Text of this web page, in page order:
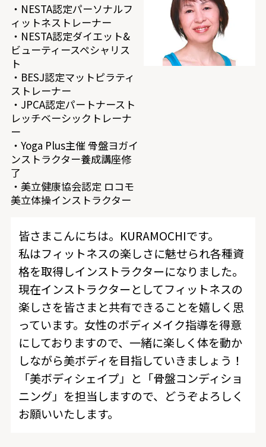
・NESTA認定パーソナルフ
ィットネストレーナー
・NESTA認定ダイエット&
ビューティースペシャリス
ト
・BESJ認定マットピラティ
ストレーナー
・JPCA認定パートナースト
レッチベーシックトレーナ
ー
・Yoga Plus主催 骨盤ヨガイ
ンストラクター養成講座修
了
・美立健康協会認定 ロコモ
美立体操インストラクター
皆さまこんにちは。KURAMOCHIです。
私はフィットネスの楽しさに魅せられ各種資
格を取得しインストラクターになりました。
現在インストラクターとしてフィットネスの
楽しさを皆さまと共有できることを嬉しく思
っています。女性のボディメイク指導を得意
にしておりますので、一緒に楽しく体を動か
しながら美ボディを目指していきましょう！
「美ボディシェイプ」と「骨盤コンディショ
ニング」を担当しますので、どうぞよろしく
お願いいたします。